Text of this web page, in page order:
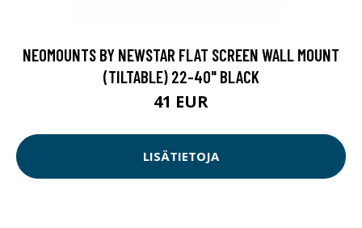
NEOMOUNTS BY NEWSTAR FLAT SCREEN WALL MOUNT
(TILTABLE) 22-40" BLACK
41 EUR
LISÄTIETOJA